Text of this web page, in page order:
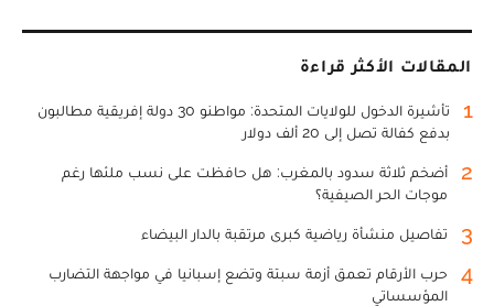
المقالات الأكثر قراءة
1
تأشيرة الدخول للولايات المتحدة: مواطنو 30 دولة إفريقية مطالبون
بدفع كفالة تصل إلى 20 ألف دولار
2
أضخم ثلاثة سدود بالمغرب: هل حافظت على نسب ملئها رغم
موجات الحر الصيفية؟
3 تفاصيل منشأة رياضية كبرى مرتقبة بالدار البيضاء
4
حرب الأرقام تعمق أزمة سبتة وتضع إسبانيا في مواجهة التضارب
المؤسساتي